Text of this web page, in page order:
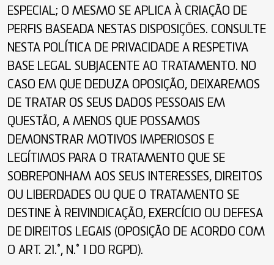
ESPECIAL; O MESMO SE APLICA À CRIAÇÃO DE
PERFIS BASEADA NESTAS DISPOSIÇÕES. CONSULTE
NESTA POLÍTICA DE PRIVACIDADE A RESPETIVA
BASE LEGAL SUBJACENTE AO TRATAMENTO. NO
CASO EM QUE DEDUZA OPOSIÇÃO, DEIXAREMOS
DE TRATAR OS SEUS DADOS PESSOAIS EM
QUESTÃO, A MENOS QUE POSSAMOS
DEMONSTRAR MOTIVOS IMPERIOSOS E
LEGÍTIMOS PARA O TRATAMENTO QUE SE
SOBREPONHAM AOS SEUS INTERESSES, DIREITOS
OU LIBERDADES OU QUE O TRATAMENTO SE
DESTINE À REIVINDICAÇÃO, EXERCÍCIO OU DEFESA
DE DIREITOS LEGAIS (OPOSIÇÃO DE ACORDO COM
O ART. 21.º, N.º 1 DO RGPD).